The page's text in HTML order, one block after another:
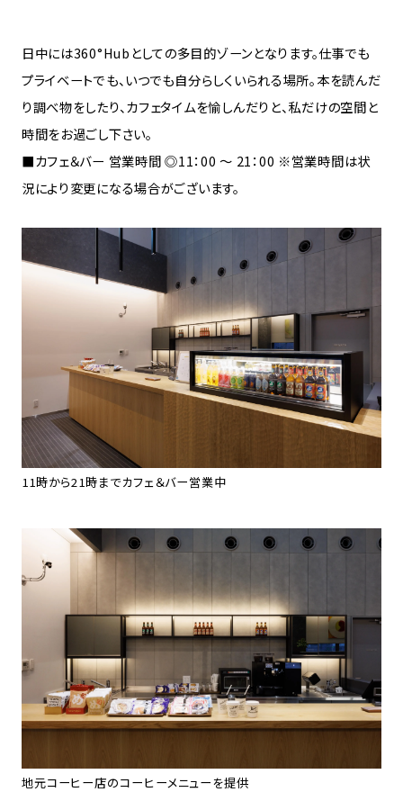
日中には360°Hubとしての多目的ゾーンとなります。仕事でも
プライベートでも、いつでも自分らしくいられる場所。本を読んだ
り調べ物をしたり、カフェタイムを愉しんだりと、私だけの空間と
時間をお過ごし下さい。
■カフェ＆バー 営業時間 ◎11：00 ～ 21：00 ※営業時間は状
況により変更になる場合がございます。
11時から21時までカフェ＆バー営業中
地元コーヒー店のコーヒーメニューを提供